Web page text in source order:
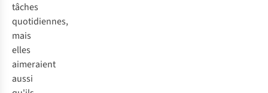
tâches
quotidiennes,
mais
elles
aimeraient
aussi